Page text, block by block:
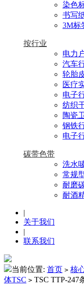
染色
书写
3M标
按行业
电力
汽车
轮胎
医疗
电子
纺织
陶瓷
钢铁
电子
碳带色带
洗水
常规
耐磨
耐酒
|
关于我们
|
联系我们
当前位置: 首页 > 核
体TSC > TSC TTP-247